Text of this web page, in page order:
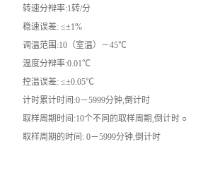
转速分辩率:1转/分
稳速误差: ≤±1%
调温范围:10（室温）－45℃
温度分辩率:0.01℃
控温误差: ≤±0.05℃
计时累计时间:0－5999分钟,倒计时
取样周期时间:10个不同的取样周期,倒计时 ○
取样周期的时间: 0－5999分钟,倒计时